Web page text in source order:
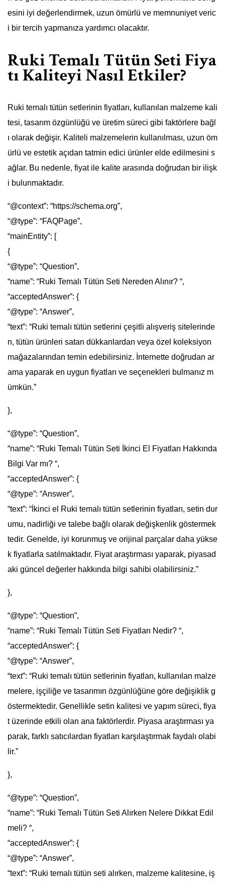
esini iyi değerlendirmek, uzun ömürlü ve memnuniyet veric
i bir tercih yapmanıza yardımcı olacaktır.
Ruki Temalı Tütün Seti Fiya
tı Kaliteyi Nasıl Etkiler?
Ruki temalı tütün setlerinin fiyatları, kullanılan malzeme kali
tesi, tasarım özgünlüğü ve üretim süreci gibi faktörlere bağl
ı olarak değişir. Kaliteli malzemelerin kullanılması, uzun öm
ürlü ve estetik açıdan tatmin edici ürünler elde edilmesini s
ağlar. Bu nedenle, fiyat ile kalite arasında doğrudan bir ilişk
i bulunmaktadır.
“@context”: “https://schema.org”,
“@type”: “FAQPage”,
“mainEntity”: [
{
“@type”: “Question”,
“name”: “Ruki Temalı Tütün Seti Nereden Alınır? “,
“acceptedAnswer”: {
“@type”: “Answer”,
“text”: “Ruki temalı tütün setlerini çeşitli alışveriş sitelerinde
n, tütün ürünleri satan dükkanlardan veya özel koleksiyon
mağazalarından temin edebilirsiniz. İnternette doğrudan ar
ama yaparak en uygun fiyatları ve seçenekleri bulmanız m
ümkün.”
},
“@type”: “Question”,
“name”: “Ruki Temalı Tütün Seti İkinci El Fiyatları Hakkında
Bilgi Var mı? “,
“acceptedAnswer”: {
“@type”: “Answer”,
“text”: “İkinci el Ruki temalı tütün setlerinin fiyatları, setin dur
umu, nadirliği ve talebe bağlı olarak değişkenlik göstermek
tedir. Genelde, iyi korunmuş ve orijinal parçalar daha yükse
k fiyatlarla satılmaktadır. Fiyat araştırması yaparak, piyasad
aki güncel değerler hakkında bilgi sahibi olabilirsiniz.”
},
“@type”: “Question”,
“name”: “Ruki Temalı Tütün Seti Fiyatları Nedir? “,
“acceptedAnswer”: {
“@type”: “Answer”,
“text”: “Ruki temalı tütün setlerinin fiyatları, kullanılan malze
melere, işçiliğe ve tasarımın özgünlüğüne göre değişiklik g
östermektedir. Genellikle setin kalitesi ve yapım süreci, fiya
t üzerinde etkili olan ana faktörlerdir. Piyasa araştırması ya
parak, farklı satıcılardan fiyatları karşılaştırmak faydalı olabi
lir.”
},
“@type”: “Question”,
“name”: “Ruki Temalı Tütün Seti Alırken Nelere Dikkat Edil
meli? “,
“acceptedAnswer”: {
“@type”: “Answer”,
“text”: “Ruki temalı tütün seti alırken, malzeme kalitesine, iş